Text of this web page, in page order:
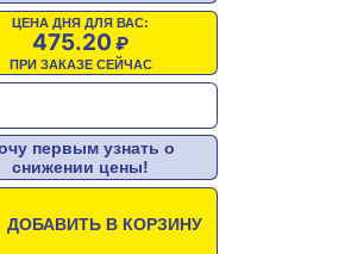
ЦЕНА ДНЯ ДЛЯ ВАС:
475.20
ПРИ ЗАКАЗЕ СЕЙЧАС
первым узнать о
снижении цены!
ДОБАВИТЬ В КОРЗИНУ